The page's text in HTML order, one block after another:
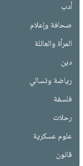
أدب
صحافة وإعلام
المرأة والعائلة
دين
رياضة وتسالي
فلسفة
رحلات
علوم عسكرية
قانون